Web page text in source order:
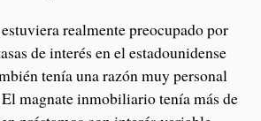
realmente preocupado por
de interés en el estadounidense
tenía una razón muy personal
magnate inmobiliario tenía más de